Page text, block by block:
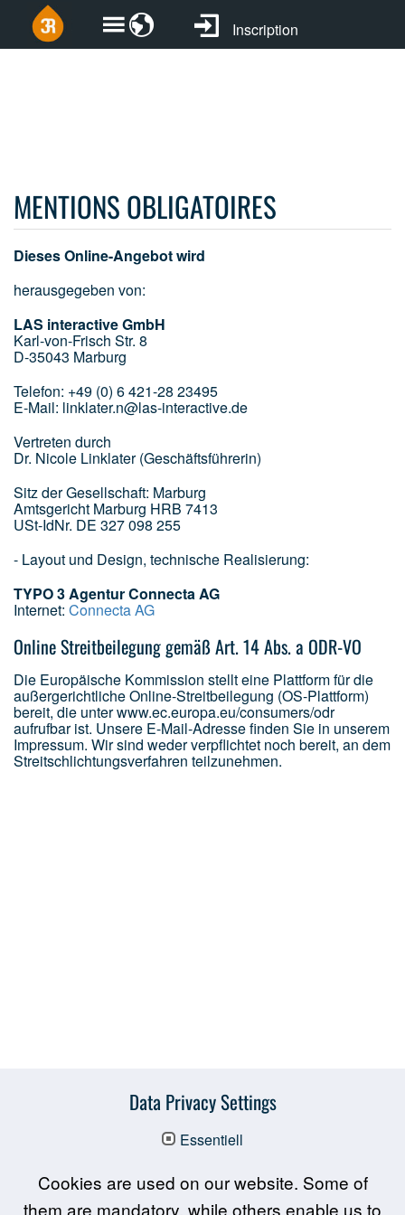
Inscription
MENTIONS OBLIGATOIRES
Dieses Online-Angebot wird
herausgegeben von:
LAS interactive GmbH
Karl-von-Frisch Str. 8
D-35043 Marburg
Telefon: +49 (0) 6 421-28 23495
E-Mail: linklater.n@las-interactive.de
Vertreten durch
Dr. Nicole Linklater (Geschäftsführerin)
Sitz der Gesellschaft: Marburg
Amtsgericht Marburg HRB 7413
USt-IdNr. DE 327 098 255
- Layout und Design, technische Realisierung:
TYPO 3 Agentur Connecta AG
Internet: Connecta AG
Online Streitbeilegung gemäß Art. 14 Abs. a ODR-VO
Die Europäische Kommission stellt eine Plattform für die
außergerichtliche Online-Streitbeilegung (OS-Plattform)
bereit, die unter www.ec.europa.eu/consumers/odr
aufrufbar ist. Unsere E-Mail-Adresse finden Sie in unserem
Impressum. Wir sind weder verpflichtet noch bereit, an dem
Streitschlichtungsverfahren teilzunehmen.
Data Privacy Settings
Essentiell
Cookies are used on our website. Some of
them are mandatory, while others enable us to
Las interactive en bref